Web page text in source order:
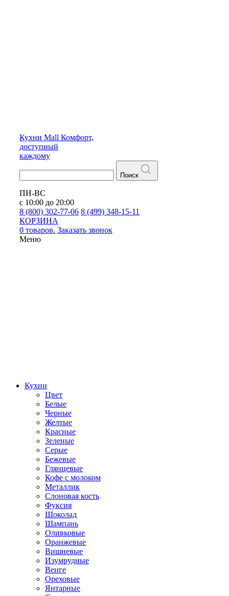
Кухни Mall Комфорт,
доступный
каждому
Поиск
ПН-ВС
с 10:00 до 20:00
8 (800) 302-77-06 8 (499) 348-15-11
КОРЗИНА
0 товаров. Заказать звонок
Меню
Кухни
Цвет
Белые
Черные
Желтые
Красные
Зеленые
Серые
Бежевые
Глянцевые
Кофе с молоком
Металлик
Слоновая кость
Фуксия
Шоколад
Шампань
Оливковые
Оранжевые
Вишневые
Изумрудные
Венге
Ореховые
Янтарные